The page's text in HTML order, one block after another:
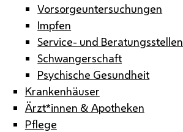
Vorsorgeuntersuchungen
Impfen
Service- und Beratungsstellen
Schwangerschaft
Psychische Gesundheit
Krankenhäuser
Ärzt*innen & Apotheken
Pflege